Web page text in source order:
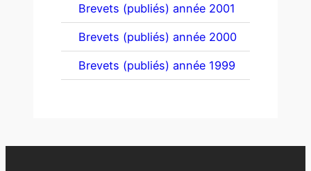
Brevets (publiés) année 2001
Brevets (publiés) année 2000
Brevets (publiés) année 1999